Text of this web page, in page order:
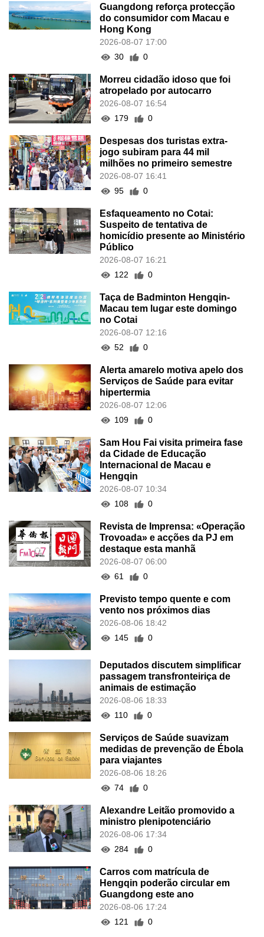
Guangdong reforça protecção
do consumidor com Macau e
Hong Kong
2026-08-07 17:00
30
0
Morreu cidadão idoso que foi
atropelado por autocarro
2026-08-07 16:54
179
0
Despesas dos turistas extra-
jogo subiram para 44 mil
milhões no primeiro semestre
2026-08-07 16:41
95
0
Esfaqueamento no Cotai:
Suspeito de tentativa de
homicídio presente ao Ministério
Público
2026-08-07 16:21
122
0
Taça de Badminton Hengqin-
Macau tem lugar este domingo
no Cotai
2026-08-07 12:16
52
0
Alerta amarelo motiva apelo dos
Serviços de Saúde para evitar
hipertermia
2026-08-07 12:06
109
0
Sam Hou Fai visita primeira fase
da Cidade de Educação
Internacional de Macau e
Hengqin
2026-08-07 10:34
108
0
Revista de Imprensa: «Operação
Trovoada» e acções da PJ em
destaque esta manhã
2026-08-07 06:00
61
0
Previsto tempo quente e com
vento nos próximos dias
2026-08-06 18:42
145
0
Deputados discutem simplificar
passagem transfronteiriça de
animais de estimação
2026-08-06 18:33
110
0
Serviços de Saúde suavizam
medidas de prevenção de Ébola
para viajantes
2026-08-06 18:26
74
0
Alexandre Leitão promovido a
ministro plenipotenciário
2026-08-06 17:34
284
0
Carros com matrícula de
Hengqin poderão circular em
Guangdong este ano
2026-08-06 17:24
121
0